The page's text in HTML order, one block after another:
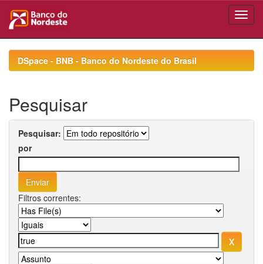
navigationDSpace - BNB - Banco do Nordeste do Brasil
Pesquisar
Pesquisar:
por
Filtros correntes: